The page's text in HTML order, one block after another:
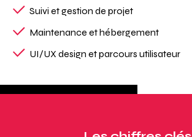
Suivi et gestion de projet
Maintenance et hébergement
UI/UX design et parcours utilisateur